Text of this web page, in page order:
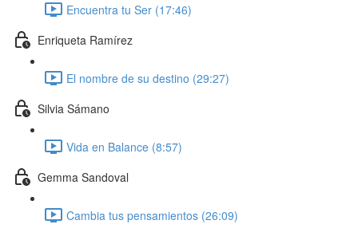
Encuentra tu Ser (17:46)
Enriqueta Ramírez
El nombre de su destino (29:27)
Silvia Sámano
Vida en Balance (8:57)
Gemma Sandoval
Cambia tus pensamientos (26:09)